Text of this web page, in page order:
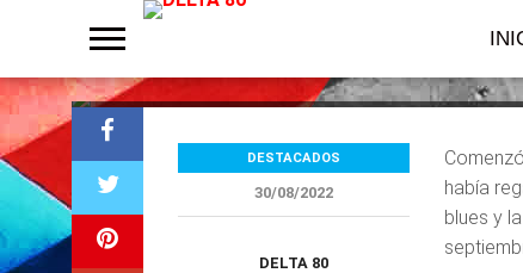
Aires
había
blues y
DESTACADOS
30/08/2022
DELTA 80